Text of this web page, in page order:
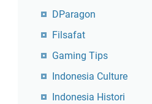
DParagon
Filsafat
Gaming Tips
Indonesia Culture
Indonesia Histori